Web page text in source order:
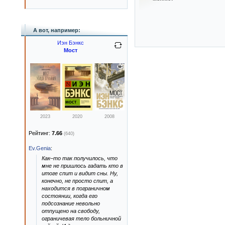
А вот, например:
Иэн Бэнкс
Мост
2023 2020 2008
Рейтинг: 7.66 (640)
Ev.Genia:
Как–то так получилось, что
мне не пришлось гадать кто в
итоге спит и видит сны. Ну,
конечно, не просто спит, а
находится в пограничном
состоянии, когда его
подсознание невольно
отпущено на свободу,
ограничевая тело больничной